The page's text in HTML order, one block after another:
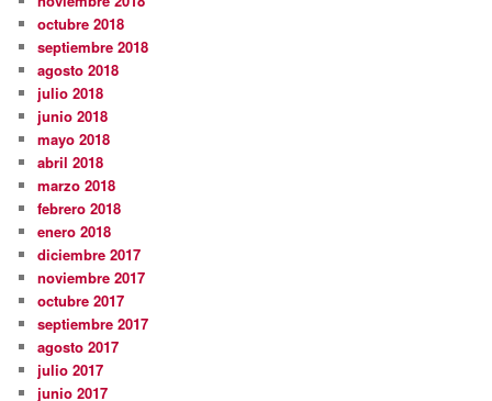
octubre 2018
septiembre 2018
agosto 2018
julio 2018
junio 2018
mayo 2018
abril 2018
marzo 2018
febrero 2018
enero 2018
diciembre 2017
noviembre 2017
octubre 2017
septiembre 2017
agosto 2017
julio 2017
junio 2017